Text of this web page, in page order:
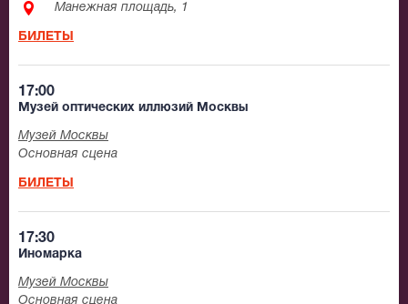
Манежная площадь, 1
БИЛЕТЫ
17:00
Музей оптических иллюзий Москвы
Музей Москвы
Основная сцена
БИЛЕТЫ
17:30
Иномарка
Музей Москвы
Основная сцена